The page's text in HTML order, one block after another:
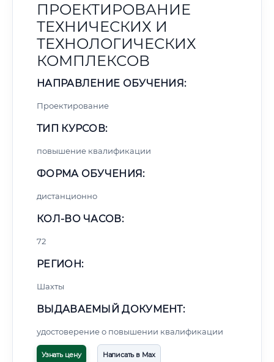
ПРОЕКТИРОВАНИЕ
ТЕХНИЧЕСКИХ И
ТЕХНОЛОГИЧЕСКИХ
КОМПЛЕКСОВ
НАПРАВЛЕНИЕ ОБУЧЕНИЯ:
Проектирование
ТИП КУРСОВ:
повышение квалификации
ФОРМА ОБУЧЕНИЯ:
дистанционно
КОЛ-ВО ЧАСОВ:
72
РЕГИОН:
Шахты
ВЫДАВАЕМЫЙ ДОКУМЕНТ:
удостоверение о повышении квалификации
Узнать цену Написать в Max